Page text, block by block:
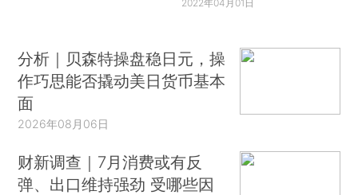
2022年04月01日
分析｜贝森特操盘稳日元，操
作巧思能否撬动美日货币基本
面
2026年08月06日
财新调查｜7月消费或有反
弹、出口维持强劲 受哪些因